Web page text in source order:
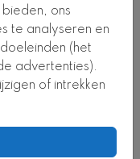
ons
te analyseren en
(het
advertenties).
of intrekken